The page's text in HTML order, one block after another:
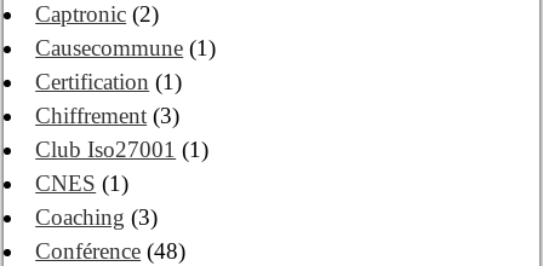
Captronic (2)
Causecommune (1)
Certification (1)
Chiffrement (3)
Club Iso27001 (1)
CNES (1)
Coaching (3)
Conférence (48)